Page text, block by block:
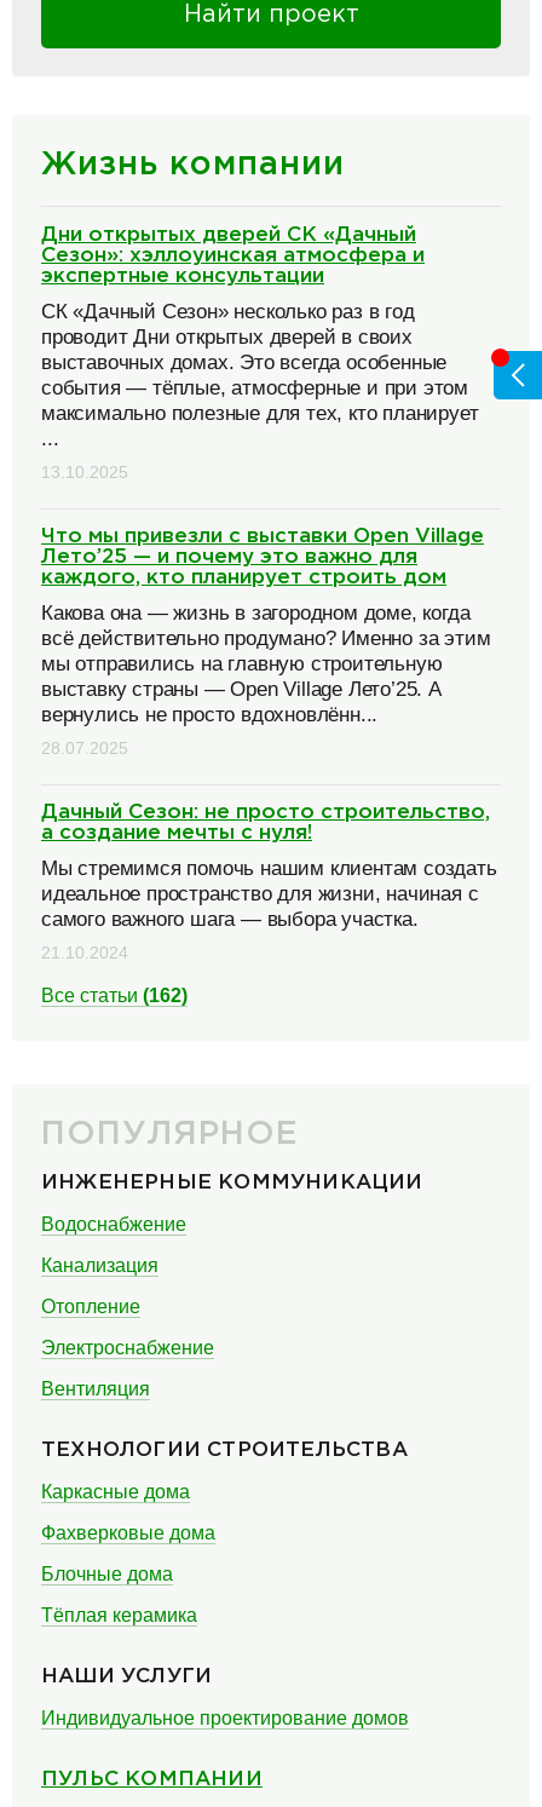
Найти проект
Жизнь компании
Дни открытых дверей СК «Дачный
Сезон»: хэллоуинская атмосфера и
экспертные консультации
СК «Дачный Сезон» несколько раз в год
проводит Дни открытых дверей в своих
выставочных домах. Это всегда особенные
события — тёплые, атмосферные и при этом
максимально полезные для тех, кто планирует
...
13.10.2025
Что мы привезли с выставки Open Village
Лето’25 — и почему это важно для
каждого, кто планирует строить дом
Какова она — жизнь в загородном доме, когда
всё действительно продумано? Именно за этим
мы отправились на главную строительную
выставку страны — Open Village Лето’25. А
вернулись не просто вдохновлённ...
28.07.2025
Дачный Сезон: не просто строительство,
а создание мечты с нуля!
Мы стремимся помочь нашим клиентам создать
идеальное пространство для жизни, начиная с
самого важного шага — выбора участка.
21.10.2024
Все статьи (162)
ПОПУЛЯРНОЕ
ИНЖЕНЕРНЫЕ КОММУНИКАЦИИ
Водоснабжение
Канализация
Отопление
Электроснабжение
Вентиляция
ТЕХНОЛОГИИ СТРОИТЕЛЬСТВА
Каркасные дома
Фахверковые дома
Блочные дома
Тёплая керамика
НАШИ УСЛУГИ
Индивидуальное проектирование домов
ПУЛЬС КОМПАНИИ